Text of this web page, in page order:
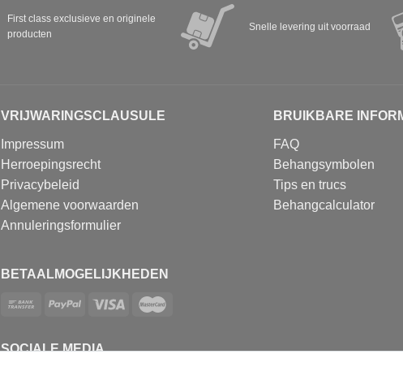
First class exclusieve en originele
producten
Snelle levering uit voorraad
VRIJWARINGSCLAUSULE
Impressum
Herroepingsrecht
Privacybeleid
Algemene voorwaarden
Annuleringsformulier
BRUIKBARE
FAQ
Behangsymbolen
Tips en trucs
Behangcalculator
BETAALMOGELIJKHEDEN
SOCIALE MEDIA